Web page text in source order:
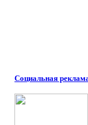
Социальная